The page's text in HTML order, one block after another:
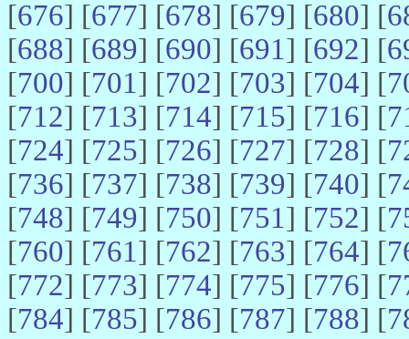
[676] [677] [678] [679] [680] [
[688] [689] [690] [691] [692] [
[700] [701] [702] [703] [704] [
[712] [713] [714] [715] [716] [
[724] [725] [726] [727] [728] [
[736] [737] [738] [739] [740] [
[748] [749] [750] [751] [752] [
[760] [761] [762] [763] [764] [
[772] [773] [774] [775] [776] [
[784] [785] [786] [787] [788] [